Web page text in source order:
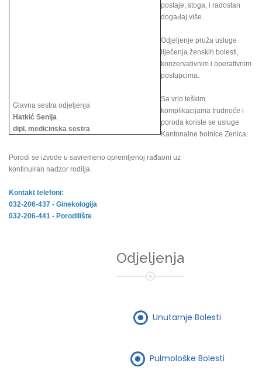
Glavna sestra odjeljenja
Hatkić Senija
dipl. medicinska sestra
postaje, stoga, i radostan
događaj više.
Odjeljenje pruža usluge
liječenja ženskih bolesti,
konzervativnim i operativnim
postupcima.
Sa vrlo teškim
komplikacijama trudnoće i
poroda koriste se usluge
Kantonalne bolnice Zenica.
Porodi se izvode u savremeno opremljenoj rađaoni uz
kontinuiran nadzor rodilja.
Kontakt telefoni:
032-206-437 - Ginekologija
032-206-441 - Porodilište
Odjeljenja
Unutarnje Bolesti
Pulmološke Bolesti